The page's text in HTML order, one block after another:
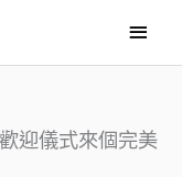
要
單
迎儀式來個完美